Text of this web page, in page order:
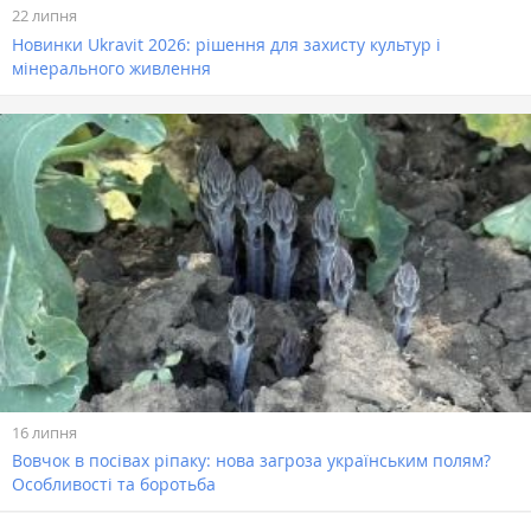
22 липня
Новинки Ukravit 2026: рішення для захисту культур і
мінерального живлення
16 липня
Вовчок в посівах ріпаку: нова загроза українським полям?
Особливості та боротьба